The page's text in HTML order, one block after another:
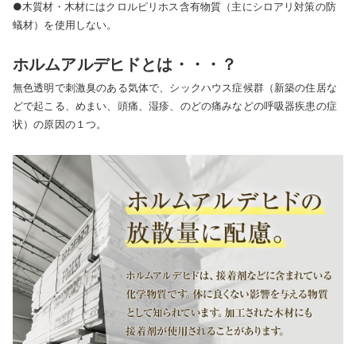
●木質材・木材にはクロルピリホス含有物質（主にシロアリ対策の防
蟻材）を使用しない。
ホルムアルデヒドとは・・・？
無色透明で刺激臭のある気体で、シックハウス症候群（新築の住居な
どで起こる、めまい、頭痛、湿疹、のどの痛みなどの呼吸器疾患の症
状）の原因の１つ。